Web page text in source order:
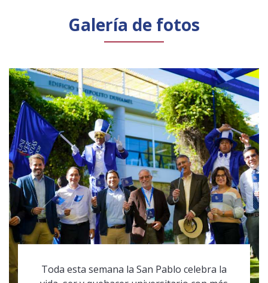
Galería de fotos
Toda esta semana la San Pablo celebra la